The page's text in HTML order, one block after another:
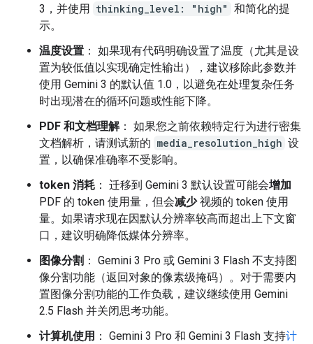
3，并使用 thinking_level: "high" 和简化的提
示。
温度设置 ： 如果现有代码明确设置了温度（尤其是设
置为较低值以实现确定性输出），建议移除此参数并
使用 Gemini 3 的默认值 1.0，以避免在处理复杂任务
时出现潜在的循环问题或性能下降。
PDF 和文档理解： 如果您之前依赖特定行为进行密集
文档解析，请测试新的 media_resolution_high 设
置，以确保准确率不受影响。
token 消耗 ： 迁移到 Gemini 3 默认设置可能会增加
PDF 的 token 使用量，但会减少视频的 token 使用
量。如果请求现在因默认分辨率较高而超出上下文窗
口，建议明确降低媒体分辨率。
图像分割 ： Gemini 3 Pro 或 Gemini 3 Flash 不支持图
像分割功能（返回对象的像素级掩码）。对于需要内
置图像分割功能的工作负载，建议继续使用 Gemini
2.5 Flash 并关闭思考功能。
计算机使用 ： Gemini 3 Pro 和 Gemini 3 Flash 支持计